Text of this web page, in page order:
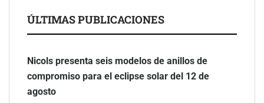
ÚLTIMAS PUBLICACIONES
Nicols presenta seis modelos de anillos de
compromiso para el eclipse solar del 12 de
agosto